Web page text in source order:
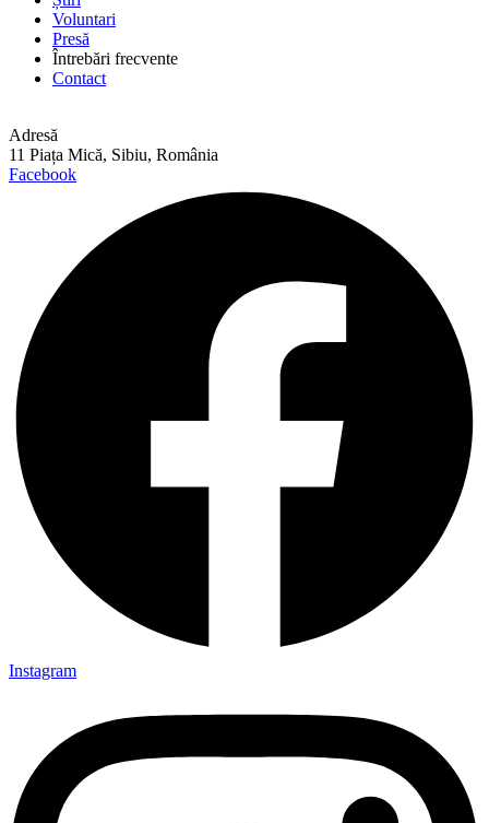
Voluntari
Presă
Întrebări frecvente
Contact
Adresă
11 Piața Mică, Sibiu, România
Facebook
Instagram